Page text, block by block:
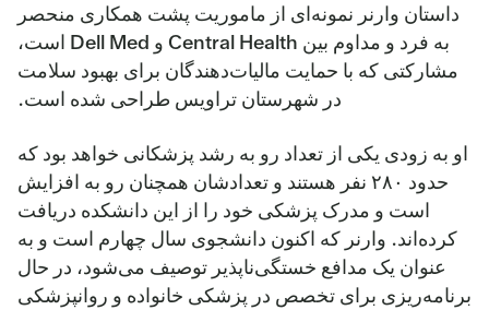
داستان وارنر نمونه‌ای از ماموریت پشت همکاری منحصر
به فرد و مداوم بین Central Health و Dell Med است،
مشارکتی که با حمایت مالیات‌دهندگان برای بهبود سلامت
در شهرستان تراویس طراحی شده است.
او به زودی یکی از تعداد رو به رشد پزشکانی خواهد بود که
حدود ۲۸۰ نفر هستند و تعدادشان همچنان رو به افزایش
است و مدرک پزشکی خود را از این دانشکده دریافت
کرده‌اند. وارنر که اکنون دانشجوی سال چهارم است و به
عنوان یک مدافع خستگی‌ناپذیر توصیف می‌شود، در حال
برنامه‌ریزی برای تخصص در پزشکی خانواده و روانپزشکی